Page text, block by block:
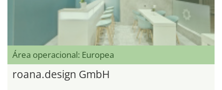
Área operacional: Europea
roana.design GmbH